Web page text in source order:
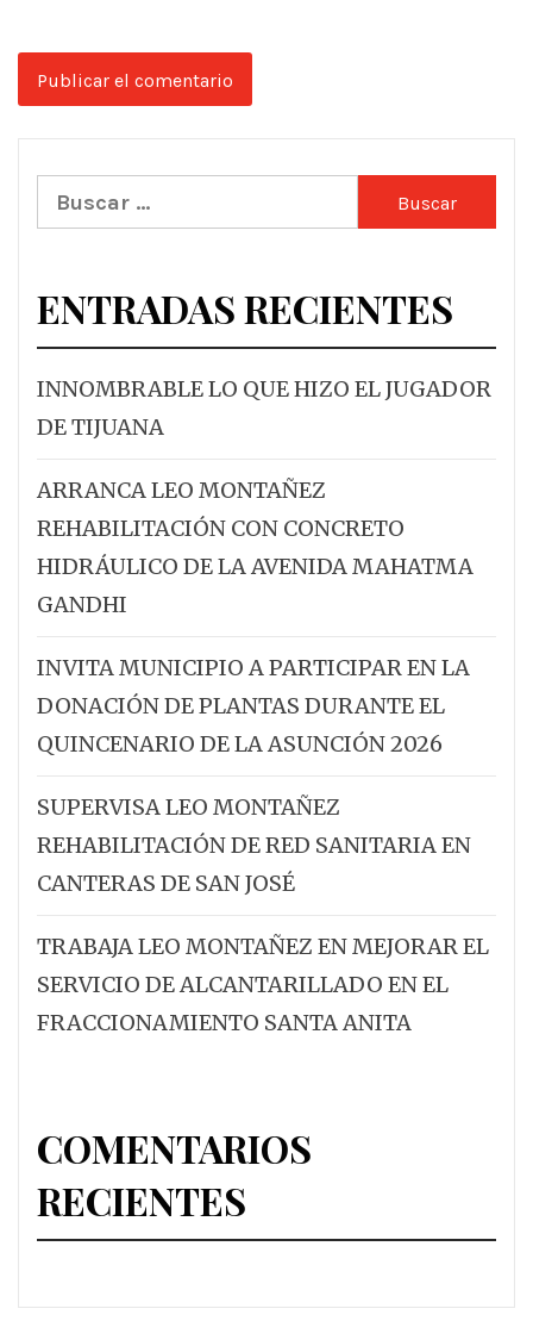
Buscar:
ENTRADAS RECIENTES
INNOMBRABLE LO QUE HIZO EL JUGADOR
DE TIJUANA
ARRANCA LEO MONTAÑEZ
REHABILITACIÓN CON CONCRETO
HIDRÁULICO DE LA AVENIDA MAHATMA
GANDHI
INVITA MUNICIPIO A PARTICIPAR EN LA
DONACIÓN DE PLANTAS DURANTE EL
QUINCENARIO DE LA ASUNCIÓN 2026
SUPERVISA LEO MONTAÑEZ
REHABILITACIÓN DE RED SANITARIA EN
CANTERAS DE SAN JOSÉ
TRABAJA LEO MONTAÑEZ EN MEJORAR EL
SERVICIO DE ALCANTARILLADO EN EL
FRACCIONAMIENTO SANTA ANITA
COMENTARIOS
RECIENTES